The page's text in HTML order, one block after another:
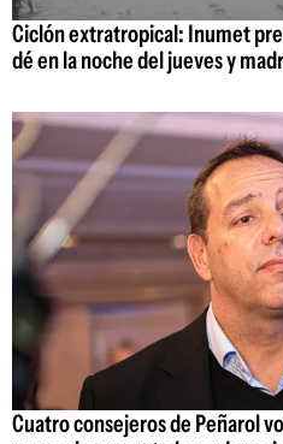
Ciclón extratropical: Inumet
dé en la noche del jueves y
Cuatro consejeros de Peñarol